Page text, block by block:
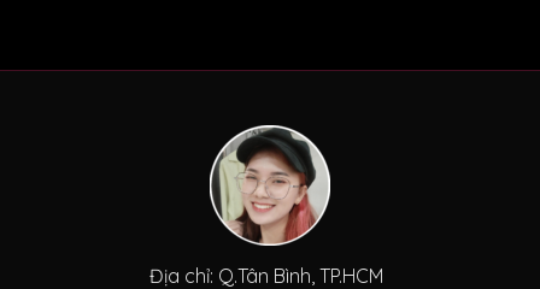
Địa chỉ: Q.Tân Bình, TP.HCM